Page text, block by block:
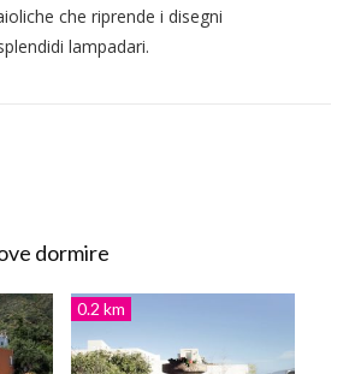
che riprende i disegni
lampadari.
dormire
0.2 km